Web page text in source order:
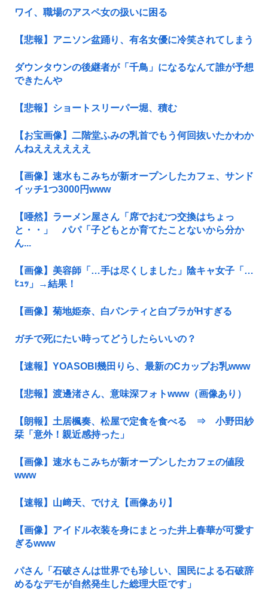
ワイ、職場のアスペ女の扱いに困る
【悲報】アニソン盆踊り、有名女優に冷笑されてしまう
ダウンタウンの後継者が「千鳥」になるなんて誰が予想
できたんや
【悲報】ショートスリーパー堀、積む
【お宝画像】二階堂ふみの乳首でもう何回抜いたかわか
んねええええええ
【画像】速水もこみちが新オープンしたカフェ、サンド
イッチ1つ3000円www
【唖然】ラーメン屋さん「席でおむつ交換はちょっ
と・・」 パパ「子どもとか育てたことないから分か
ん...
【画像】美容師「…手は尽くしました」陰キャ女子「…
ﾋｭｯ」→結果！
【画像】菊地姫奈、白パンティと白ブラがHすぎる
ガチで死にたい時ってどうしたらいいの？
【速報】YOASOBI幾田りら、最新のCカップお乳www
【悲報】渡邊渚さん、意味深フォトwww（画像あり）
【朗報】土居楓奏、松屋で定食を食べる ⇒ 小野田紗
栞「意外！親近感持った」
【画像】速水もこみちが新オープンしたカフェの値段
www
【速報】山﨑天、でけえ【画像あり】
【画像】アイドル衣装を身にまとった井上春華が可愛す
ぎるwww
パさん「石破さんは世界でも珍しい、国民による石破辞
めるなデモが自然発生した総理大臣です」